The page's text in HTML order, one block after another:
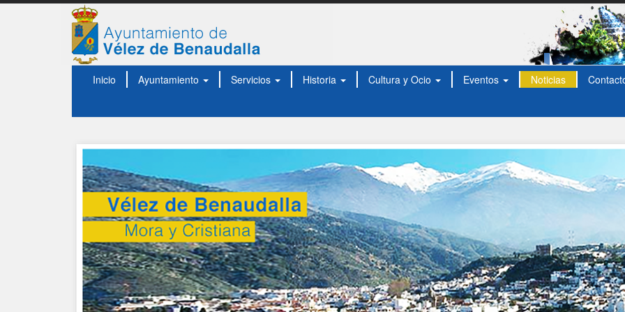
Inicio Ayuntamiento Servicios Historia Cultura y Ocio Eventos Noticias